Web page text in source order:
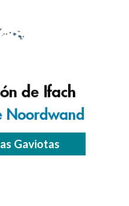
Gaviotas